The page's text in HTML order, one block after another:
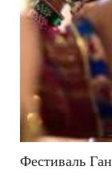
Фестиваль